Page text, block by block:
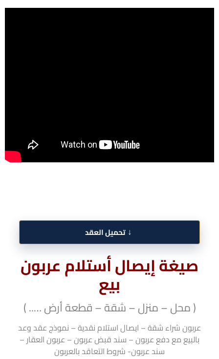
↓ تحميل العقد
صيغة إيصال أستلام عربون
بيع
( محل – منزل – شقة – قطعة أرض ….. )
عربون شراء شقة – ايصال استلام نقدية – نموذج عقد وعد
بالبيع مع دفع عربون – سند قبض عربون – عربون العقار –
سند عربون- شروط التعاقد بالعربون